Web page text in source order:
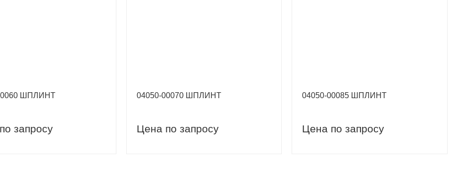
ШПЛИНТ
запросу
04050-00070 ШПЛИНТ
Цена по запросу
04050-00085 ШПЛИНТ
Цена по запросу